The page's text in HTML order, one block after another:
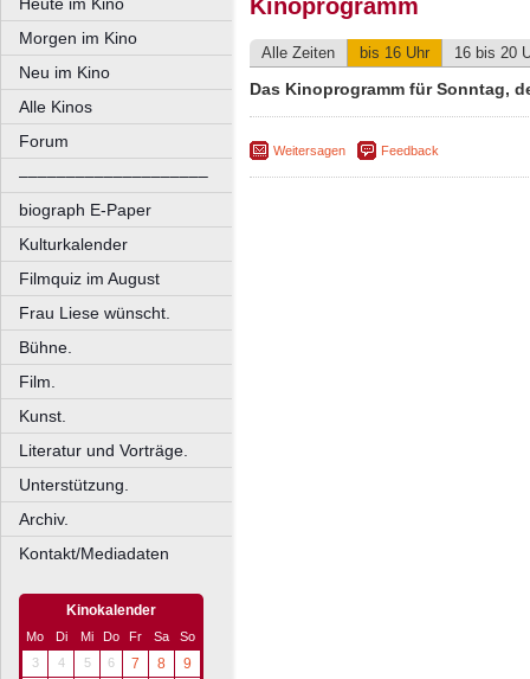
Morgen im Kino
Neu im Kino
Alle Kinos
Forum
––––––––––––––––––––
biograph E-Paper
Kulturkalender
Filmquiz im August
Frau Liese wünscht.
Bühne.
Film.
Kunst.
Literatur und Vorträge.
Unterstützung.
Archiv.
Kontakt/Mediadaten
Kinokalender
Mo Di Mi Do Fr Sa
So
3
4 5 6 7 8
9
Kinoprogramm
Alle Zeiten bis 16 Uhr 16 bis 20
Das Kinoprogramm für Sonntag,
Weitersagen Feedback